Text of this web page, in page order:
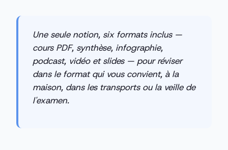
Une seule notion, six formats inclus —
cours PDF, synthèse, infographie,
podcast, vidéo et slides — pour réviser
dans le format qui vous convient, à la
maison, dans les transports ou la veille de
l'examen.